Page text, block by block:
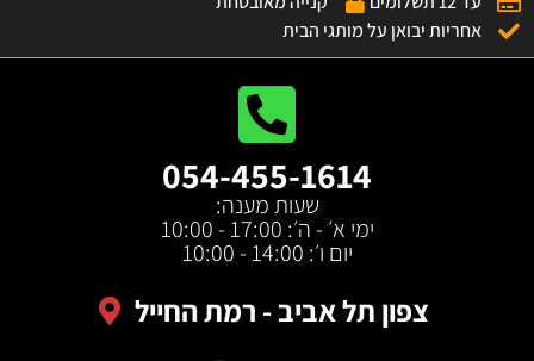
אחריות יבואן על מותגי הבית
054-455-1614
שעות מענה:
ימי א׳ - ה׳: 17:00 - 10:00
יום ו׳: 14:00 - 10:00
צפון תל אביב - רמת החייל